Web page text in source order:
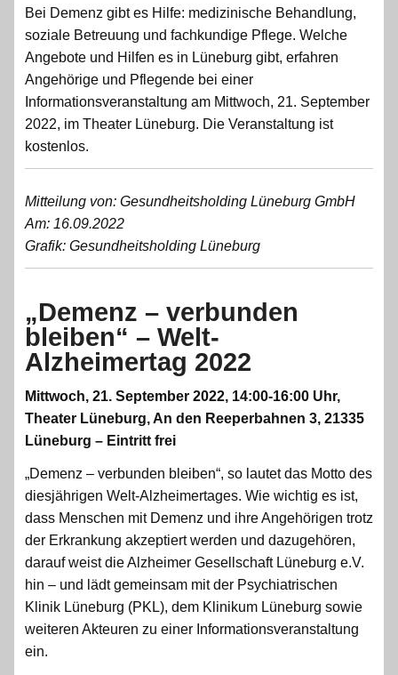
Bei Demenz gibt es Hilfe: medizinische Behandlung,
soziale Betreuung und fachkundige Pflege. Welche
Angebote und Hilfen es in Lüneburg gibt, erfahren
Angehörige und Pflegende bei einer
Informationsveranstaltung am Mittwoch, 21. September
2022, im Theater Lüneburg. Die Veranstaltung ist
kostenlos.
Mitteilung von: Gesundheitsholding Lüneburg GmbH
Am: 16.09.2022
Grafik: Gesundheitsholding Lüneburg
„Demenz – verbunden
bleiben“ – Welt-
Alzheimertag 2022
Mittwoch, 21. September 2022, 14:00-16:00 Uhr,
Theater Lüneburg, An den Reeperbahnen 3, 21335
Lüneburg – Eintritt frei
„Demenz – verbunden bleiben“, so lautet das Motto des
diesjährigen Welt-Alzheimertages. Wie wichtig es ist,
dass Menschen mit Demenz und ihre Angehörigen trotz
der Erkrankung akzeptiert werden und dazugehören,
darauf weist die Alzheimer Gesellschaft Lüneburg e.V.
hin – und lädt gemeinsam mit der Psychiatrischen
Klinik Lüneburg (PKL), dem Klinikum Lüneburg sowie
weiteren Akteuren zu einer Informationsveranstaltung
ein.